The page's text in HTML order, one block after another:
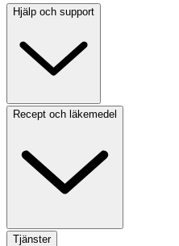
Hjälp och support
Recept och läkemedel
Tjänster